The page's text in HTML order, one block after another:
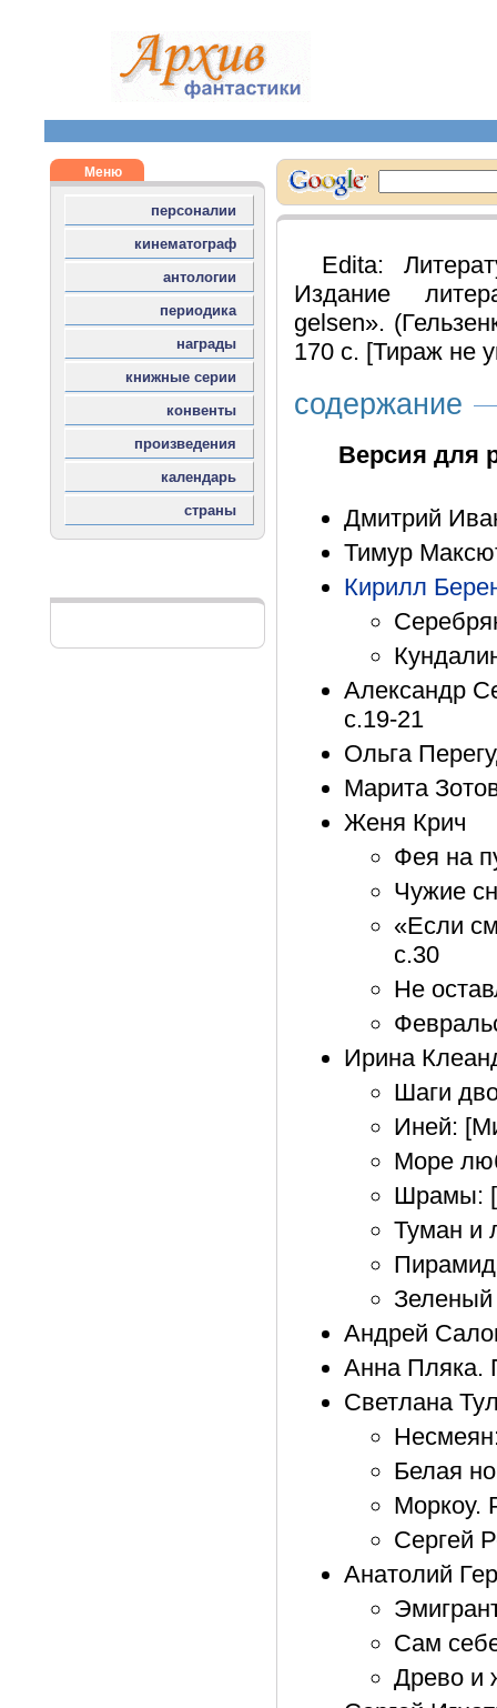
Edita:
Издание
gelsen».
170 с. [Тираж не
содержание
Версия для
Дмитрий
Тимур
Кирилл
Александр
с.19-21
Ольга
Марита
Женя Крич
Фея на
Чужие
«Если
с.30
Не
Ирина
Шаги
Иней:
Море
Шрамы:
Туман и
Зеленый
Андрей
Анна Пляка.
Светлана
Белая
Моркоу.
Сергей
Анатолий
Сам
Древо и